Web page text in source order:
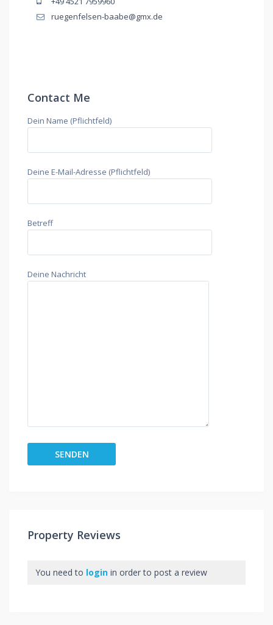
ruegenfelsen-baabe@gmx.de
Contact Me
Dein Name (Pflichtfeld)
Deine E-Mail-Adresse (Pflichtfeld)
Betreff
Deine Nachricht
Property Reviews
You need to login in order to post a review